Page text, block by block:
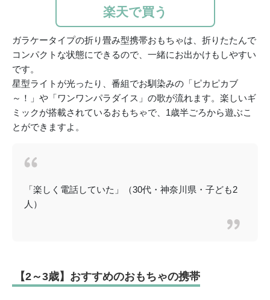
楽天で買う
ガラケータイプの折り畳み型携帯おもちゃは、折りたたんで
コンパクトな状態にできるので、一緒にお出かけもしやすい
です。
星型ライトが光ったり、番組でお馴染みの「ピカピカブ
～！」や「ワンワンパラダイス」の歌が流れます。楽しいギ
ミックが搭載されているおもちゃで、1歳半ごろから遊ぶこ
とができますよ。
「楽しく電話していた」（30代・神奈川県・子ども2
人）
【2～3歳】おすすめのおもちゃの携帯